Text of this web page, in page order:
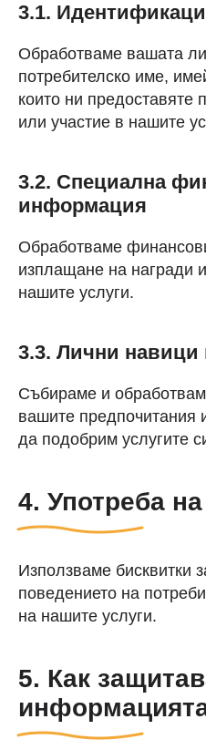
3.1.
Обработваме вашата
потребителско име,
които ни предоставяте
или участие в нашите
3.2. Специална
информация
Обработваме
изплащане на награди
нашите услуги.
3.3. Лични навици
Събираме и
вашите предпочитания
да подобрим услугите
4. Употреба
Използваме бисквитки
поведението на
на нашите услуги.
5. Как